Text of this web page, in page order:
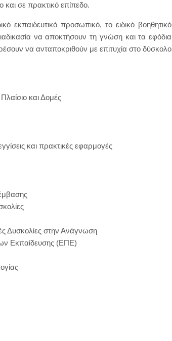
σε πρακτικό επίπεδο.
εκπαιδευτικό προσωπικό, το ειδικό βοηθητικό
να αποκτήσουν τη γνώση και τα εφόδια
να ανταποκριθούν με επιτυχία στο δύσκολο
και Δομές
και πρακτικές εφαρμογές
Δυσκολίες στην Ανάγνωση
Εκπαίδευσης (ΕΠΕ)